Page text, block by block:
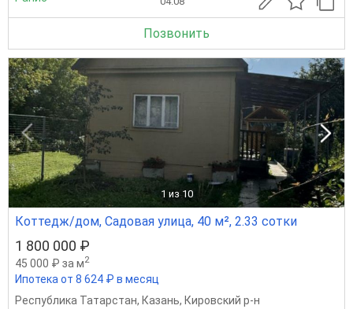
Позвонить
1 из 10
Коттедж/дом, Садовая улица, 40 м², 2.33 сотки
1 800 000 ₽
45 000 ₽ за м2
Ипотека от 8 624 ₽ в месяц
Республика Татарстан, Казань, Кировский р-н